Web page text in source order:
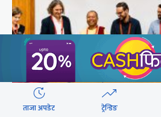
ताजा अपडेट ट्रेन्डिङ